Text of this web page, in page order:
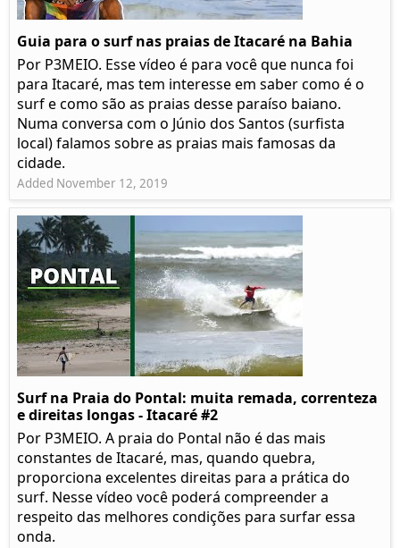
Guia para o surf nas praias de Itacaré na Bahia
Por P3MEIO. Esse vídeo é para você que nunca foi
para Itacaré, mas tem interesse em saber como é o
surf e como são as praias desse paraíso baiano.
Numa conversa com o Júnio dos Santos (surfista
local) falamos sobre as praias mais famosas da
cidade.
Added November 12, 2019
Surf na Praia do Pontal: muita remada, correnteza
e direitas longas - Itacaré #2
Por P3MEIO. A praia do Pontal não é das mais
constantes de Itacaré, mas, quando quebra,
proporciona excelentes direitas para a prática do
surf. Nesse vídeo você poderá compreender a
respeito das melhores condições para surfar essa
onda.